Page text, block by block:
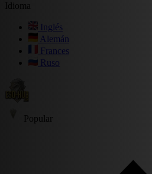
Idioma
Inglés
Alemán
Frances
Ruso
Popular